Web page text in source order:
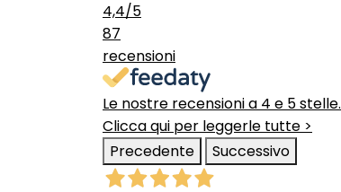
4,4/5
87
recensioni
Le nostre recensioni a 4 e 5 stelle.
Clicca qui per leggerle tutte >
Precedente
Successivo